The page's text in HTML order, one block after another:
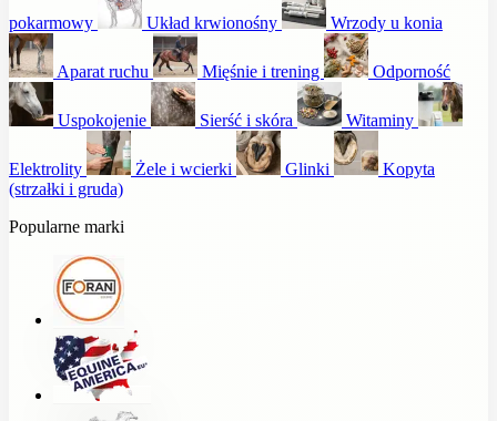
pokarmowy Układ krwionośny Wrzody u konia
Aparat ruchu Mięśnie i trening Odporność
Uspokojenie Sierść i skóra Witaminy
Elektrolity Żele i wcierki Glinki
Kopyta
(strzałki i gruda)
Popularne marki